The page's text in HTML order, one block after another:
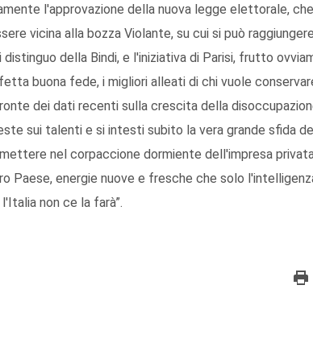
l'approvazione della nuova legge elettorale,
vicina alla bozza Violante, su cui si può
della Bindi, e l'iniziativa di Parisi, frutto
buona fede, i migliori alleati di chi vuole
dei dati recenti sulla crescita della
sui talenti e si intesti subito la vera grande sfida
nel corpaccione dormiente dell'impresa
Paese, energie nuove e fresche che solo
non ce la farà”.